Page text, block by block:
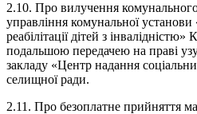
2.10. Про вилучення
управління комунальної
реабілітації дітей з
подальшою передачею на праві
закладу «Центр надання
селищної ради.
2.11. Про безоплатне прийняття